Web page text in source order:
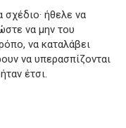
ήθελε να
να μην του
να καταλάβει
να υπερασπίζονται
έτσι.